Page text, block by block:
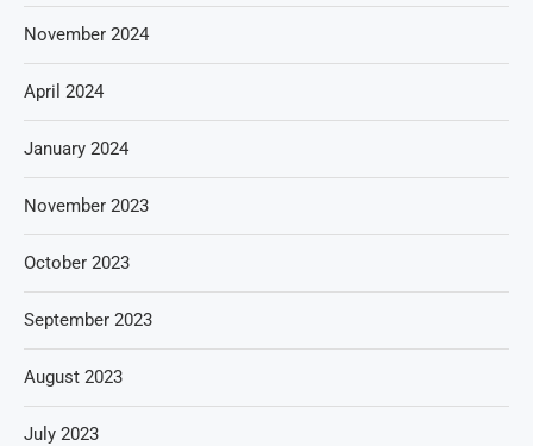
November 2024
April 2024
January 2024
November 2023
October 2023
September 2023
August 2023
July 2023